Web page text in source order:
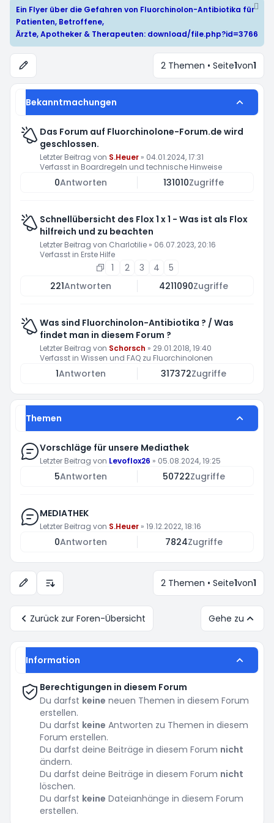
Ein Flyer über die Gefahren von Fluorchinolon-Antibiotika für
Patienten, Betroffene,
Ärzte, Apotheker & Therapeuten: download/file.php?id=3766
2 Themen • Seite1von1
Bekanntmachungen
Das Forum auf Fluorchinolone-Forum.de wird
geschlossen.
Letzter Beitrag von S.Heuer » 04.01.2024, 17:31
Verfasst in Boardregeln und technische Hinweise
0Antworten 131010Zugriffe
Schnellübersicht des Flox 1 x 1 - Was ist als Flox
hilfreich und zu beachten
Letzter Beitrag von Charlotilie » 06.07.2023, 20:16
Verfasst in Erste Hilfe
1 2 3 4
5
221Antworten 4211090Zugriffe
Was sind Fluorchinolon-Antibiotika ? / Was
findet man in diesem Forum ?
Letzter Beitrag von Schorsch » 29.01.2018, 19:40
Verfasst in Wissen und FAQ zu Fluorchinolonen
1Antworten 317372Zugriffe
Themen
Vorschläge für unsere Mediathek
Letzter Beitrag von Levoflox26 » 05.08.2024, 19:25
5Antworten 50722Zugriffe
MEDIATHEK
Letzter Beitrag von S.Heuer » 19.12.2022, 18:16
0Antworten 7824Zugriffe
Anzeige- und Sortierungs-Einstellungen
2 Themen • Seite1von1
Zurück zur Foren-Übersicht Gehe zu
Information
Berechtigungen in diesem Forum
Du darfst keine neuen Themen in diesem Forum
erstellen.
Du darfst keine Antworten zu Themen in diesem
Forum erstellen.
Du darfst deine Beiträge in diesem Forum nicht
ändern.
Du darfst deine Beiträge in diesem Forum nicht
löschen.
Du darfst keine Dateianhänge in diesem Forum
erstellen.